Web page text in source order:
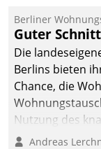
Berliner
Guter
Die
Berlins bieten
Chance, die
Nutzung des
Anwendungsfall
Andreas